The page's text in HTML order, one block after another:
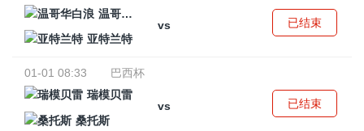
温哥华白浪
vs
亚特兰特
已结束
01-01 08:33
巴西杯
瑞模贝雷
vs
桑托斯
已结束